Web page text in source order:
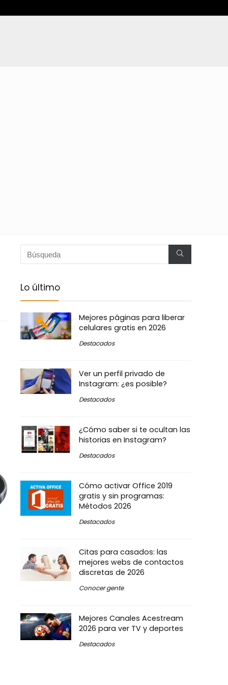
Lo último
Mejores páginas para liberar
celulares gratis en 2026
Destacados
Ver un perfil privado de
Instagram: ¿es posible?
Destacados
¿Cómo saber si te ocultan las
historias en Instagram?
Destacados
Cómo activar Office 2019
gratis y sin programas:
Métodos 2026
Destacados
Citas para casados: las
mejores webs de contactos
discretas de 2026
Conocer gente
Mejores Canales Acestream
2026 para ver TV y deportes
Destacados